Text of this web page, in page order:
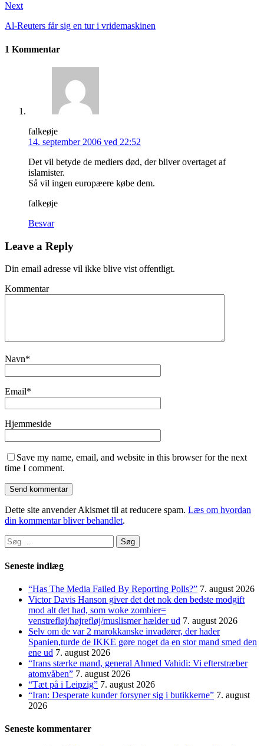
Next
Al-Reuters får sig en tur i vridemaskinen
1 Kommentar
falkeøje
14. september 2006 ved 22:52
Det vil betyde de mediers død, der bliver overtaget af
islamister.
Så vil ingen europæere købe dem.
falkeøje
Besvar
Leave a Reply
Din email adresse vil ikke blive vist offentligt.
Kommentar
Navn*
Email*
Hjemmeside
Save my name, email, and website in this browser for the next
time I comment.
Dette site anvender Akismet til at reducere spam. Læs om hvordan
din kommentar bliver behandlet.
Søg
efter:
Seneste indlæg
“Has The Media Failed By Reporting Polls?” 7. august 2026
Victor Davis Hanson giver det det nok den bedste modgift
mod alt det had, som woke zombier=
venstrefløj/højrefløj/muslismer hælder ud 7. august 2026
Selv om de var 2 marokkanske invadører, der hader
Spanien,turde de IKKE gøre noget da en stor mand smed den
ene ud 7. august 2026
“Irans stærke mand, general Ahmed Vahidi: Vi efterstræber
atomvåben” 7. august 2026
“Tæt på i Leipzig” 7. august 2026
“Iran: Desperate kunder forsyner sig i butikkerne” 7. august
2026
Seneste kommentarer